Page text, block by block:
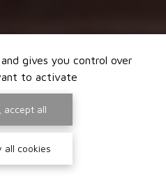
gives you control over
to activate
accept all
all cookies